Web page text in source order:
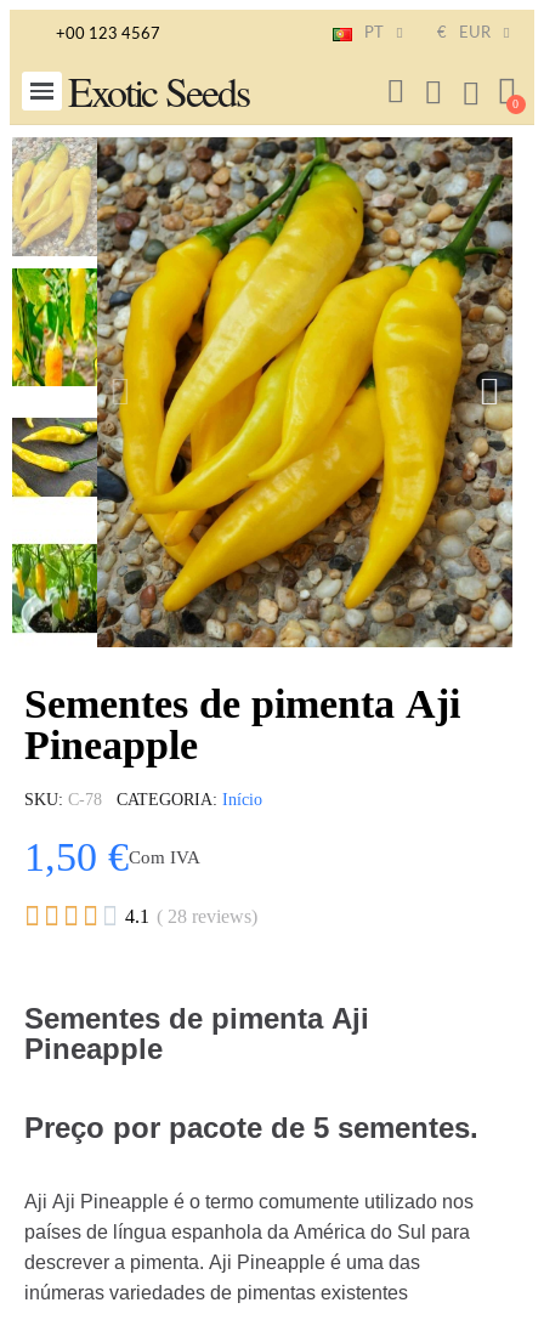
+00 123 4567 PT € EUR
Exotic Seeds
Sementes de pimenta Aji
Pineapple
SKU C-78 CATEGORIA Início
1,50 €Com IVA
     4.1 ( 28 reviews)
Sementes de pimenta Aji
Pineapple
Preço por pacote de 5 sementes.
Aji Aji Pineapple é o termo comumente utilizado nos
países de língua espanhola da América do Sul para
descrever a pimenta. Aji Pineapple é uma das
inúmeras variedades de pimentas existentes